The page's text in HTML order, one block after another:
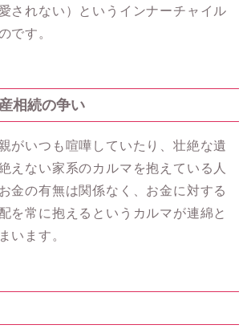
されない）というインナーチャイル
です。
相続の争い
がいつも喧嘩していたり、壮絶な遺
えない家系のカルマを抱えている人
金の有無は関係なく、お金に対する
を常に抱えるというカルマが連綿と
います。